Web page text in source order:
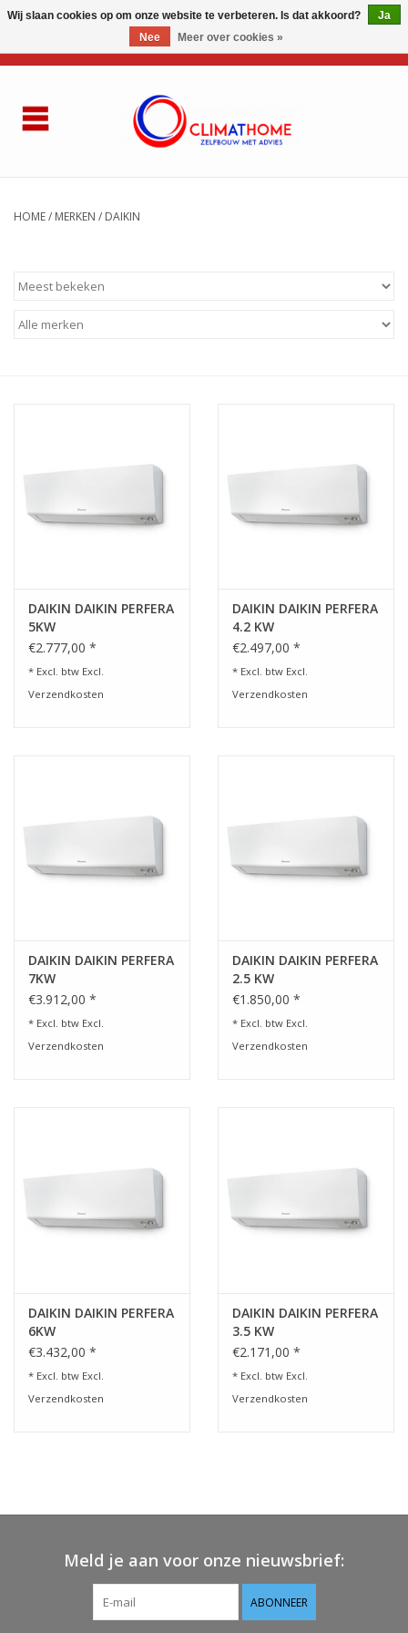
Gasketel renovatie
Klimaatplafonds
Onderhoud
Koelcel
HOME/ MERKEN / DAIKIN
DAIKIN DAIKIN PERFERA
5KW
€2.777,00 *
* Excl. btw Excl.
Verzendkosten
DAIKIN DAIKIN PERFERA
4.2 KW
€2.497,00 *
* Excl. btw Excl.
Verzendkosten
DAIKIN DAIKIN PERFERA
7KW
€3.912,00 *
* Excl. btw Excl.
Verzendkosten
DAIKIN DAIKIN PERFERA
2.5 KW
€1.850,00 *
* Excl. btw Excl.
Verzendkosten
DAIKIN DAIKIN PERFERA
6KW
€3.432,00 *
* Excl. btw Excl.
Verzendkosten
DAIKIN DAIKIN PERFERA
3.5 KW
€2.171,00 *
* Excl. btw Excl.
Verzendkosten
Meld je aan voor onze nieuwsbrief:
ABONNEER
Wij slaan cookies op om onze website te verbeteren. Is dat akkoord?
Ja
Nee
Meer over cookies »